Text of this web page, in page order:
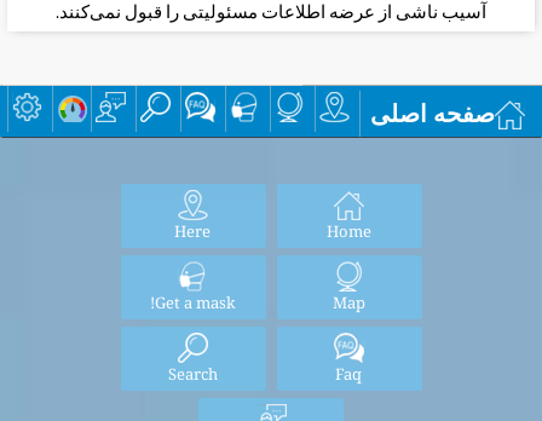
آسیب ناشی از عرضه اطلاعات مسئولیتی را قبول نمی‌کنند.
صفحه اصلی
Home
Here
Map
Get a mask!
Faq
Search